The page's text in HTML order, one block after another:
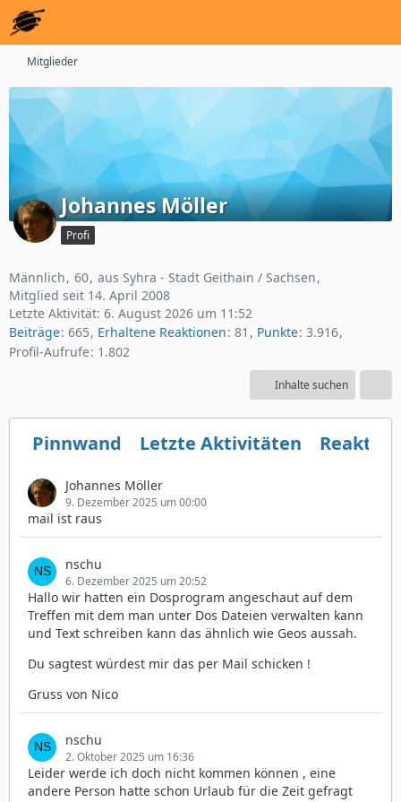
Mitglieder
Johannes Möller
Profi
Männlich 60 aus Syhra - Stadt Geithain / Sachsen
Mitglied seit 14. April 2008
Letzte Aktivität: 6. August 2026 um 11:52
Beiträge 665 Erhaltene Reaktionen 81 Punkte 3.916
Profil-Aufrufe 1.802
Inhalte suchen
Pinnwand Letzte Aktivitäten
Johannes Möller
9. Dezember 2025 um 00:00
mail ist raus
nschu
6. Dezember 2025 um 20:52
Hallo wir hatten ein Dosprogram angeschaut auf dem
Treffen mit dem man unter Dos Dateien verwalten kann
und Text schreiben kann das ähnlich wie Geos aussah.
Du sagtest würdest mir das per Mail schicken !
Gruss von Nico
nschu
2. Oktober 2025 um 16:36
Leider werde ich doch nicht kommen können , eine
andere Person hatte schon Urlaub für die Zeit gefragt